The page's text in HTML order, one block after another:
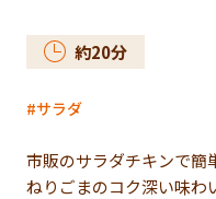
約20分
サラダ
市販のサラダチキンで簡
ねりごまのコク深い味わ